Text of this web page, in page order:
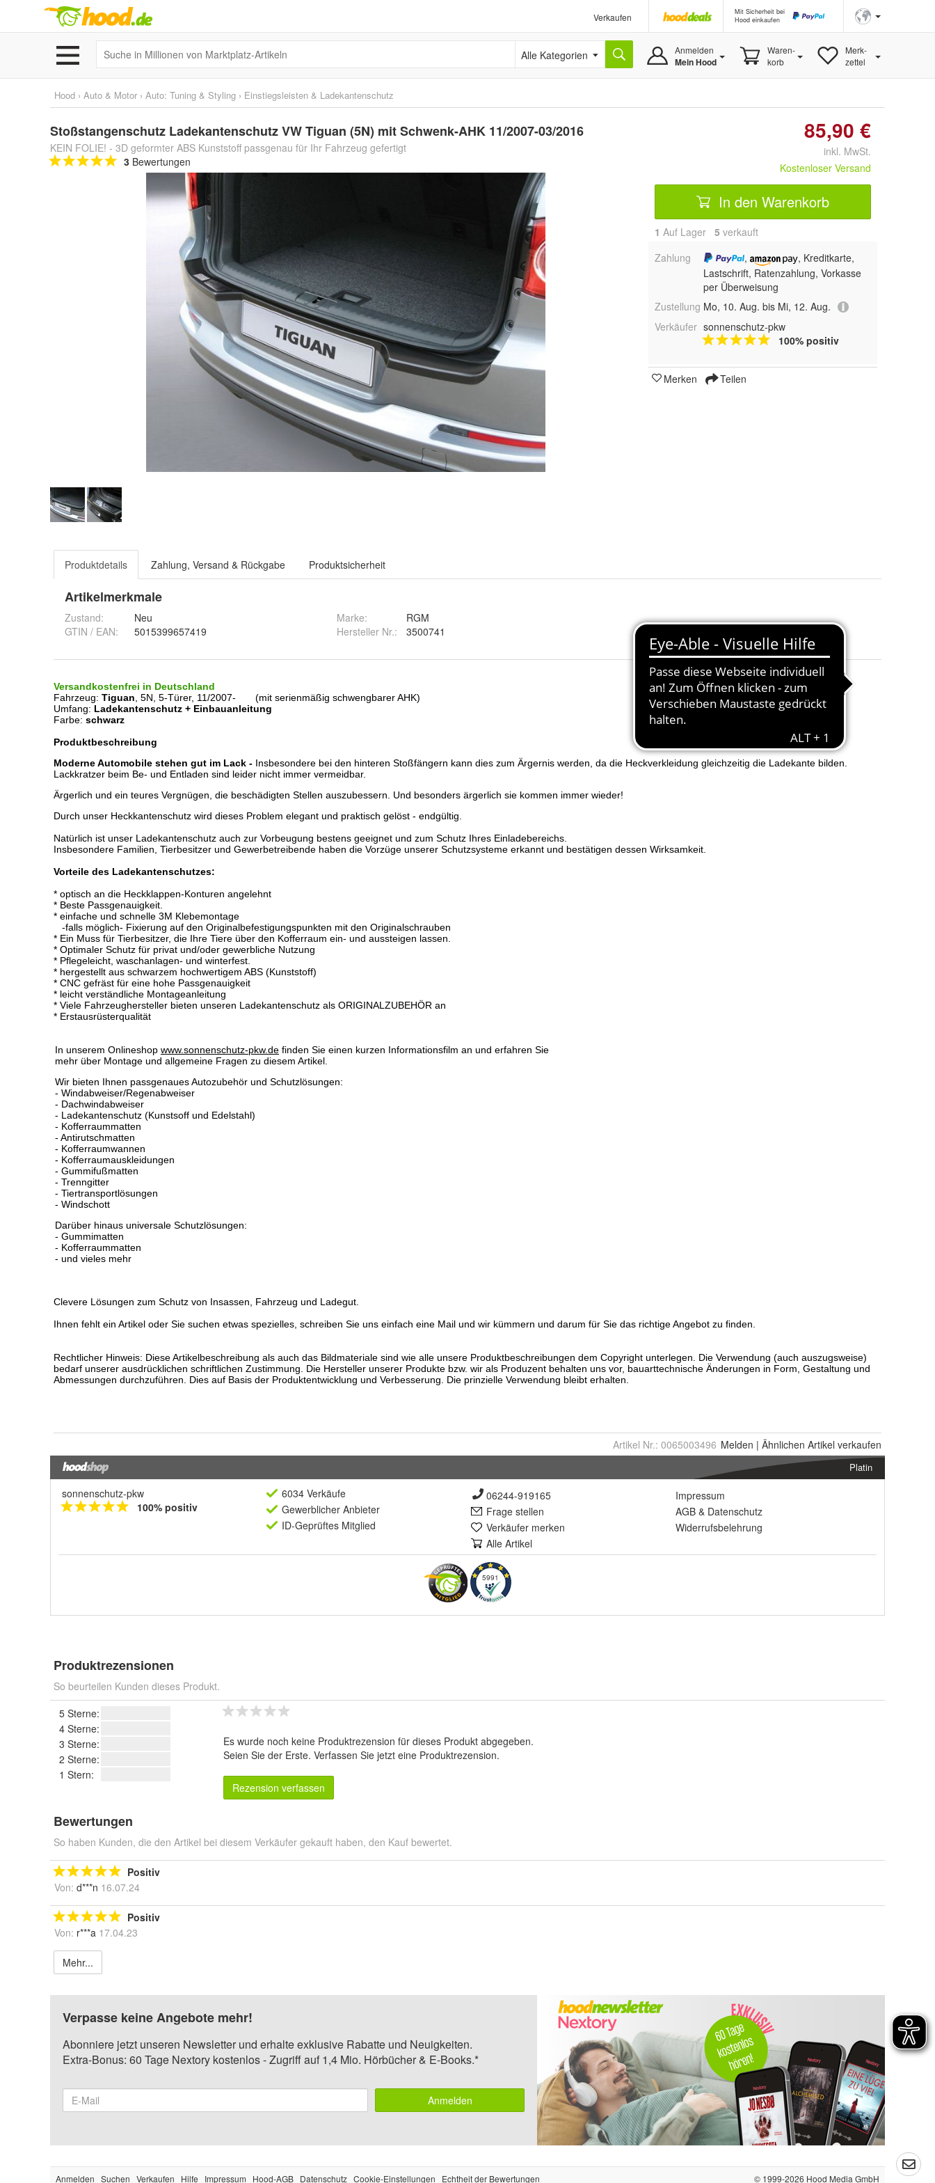
Verkaufen
Mit Sicherheit bei
Hood einkaufen
Alle Kategorien Anmelden
Mein Hood
Waren-
korb
Merk-
zettel
Hood › Auto & Motor › Auto: Tuning & Styling › Einstiegsleisten & Ladekantenschutz
Stoßstangenschutz Ladekantenschutz VW Tiguan (5N) mit Schwenk-AHK 11/2007-03/2016
KEIN FOLIE! - 3D geformter ABS Kunststoff passgenau für Ihr Fahrzeug gefertigt
3 Bewertungen
85,90 €
inkl. MwSt.
Kostenloser Versand
In den Warenkorb
1 Auf Lager 5 verkauft
Zahlung
,
, Kreditkarte,
Lastschrift, Ratenzahlung, Vorkasse
per Überweisung
Zustellung Mo, 10. Aug. bis Mi, 12. Aug.
Verkäufer sonnenschutz-pkw
100% positiv
Merken Teilen
Produktdetails Zahlung, Versand & Rückgabe Produktsicherheit
Artikelmerkmale
Zustand:
Neu
GTIN / EAN:
5015399657419
Marke:
RGM
Hersteller Nr.:
3500741
Artikel Nr.: 0065003496 Melden | Ähnlichen Artikel verkaufen
Platin
sonnenschutz-pkw
100% positiv
6034 Verkäufe
Gewerblicher Anbieter
ID-Geprüftes Mitglied
06244-919165
Frage stellen
Verkäufer merken
Alle Artikel
Impressum
AGB & Datenschutz
Widerrufsbelehrung
5991
Produktrezensionen
So beurteilen Kunden dieses Produkt.
5 Sterne:
4 Sterne:
3 Sterne:
2 Sterne:
1 Stern:
Es wurde noch keine Produktrezension für dieses Produkt abgegeben.
Seien Sie der Erste. Verfassen Sie jetzt eine Produktrezension.
Rezension verfassen
Bewertungen
So haben Kunden, die den Artikel bei diesem Verkäufer gekauft haben, den Kauf bewertet.
Positiv
Von: d***n 16.07.24
Positiv
Von: r***a 17.04.23
Mehr...
Verpasse keine Angebote mehr!
Abonniere jetzt unseren Newsletter und erhalte exklusive Rabatte und Neuigkeiten.
Extra-Bonus: 60 Tage Nextory kostenlos - Zugriff auf 1,4 Mio. Hörbücher & E-Books.*
Anmelden
Anmelden Suchen Verkaufen Hilfe Impressum Hood-AGB Datenschutz Cookie-Einstellungen Echtheit der Bewertungen © 1999-2026 Hood Media GmbH